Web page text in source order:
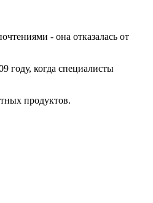
- она отказалась от
году, когда специалисты
продуктов.